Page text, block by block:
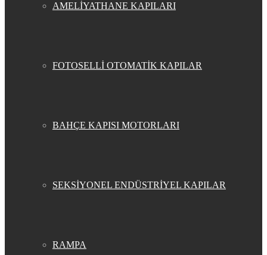
AMELİYATHANE KAPILARI
FOTOSELLİ OTOMATİK KAPILAR
BAHÇE KAPISI MOTORLARI
SEKSİYONEL ENDÜSTRİYEL KAPILAR
RAMPA